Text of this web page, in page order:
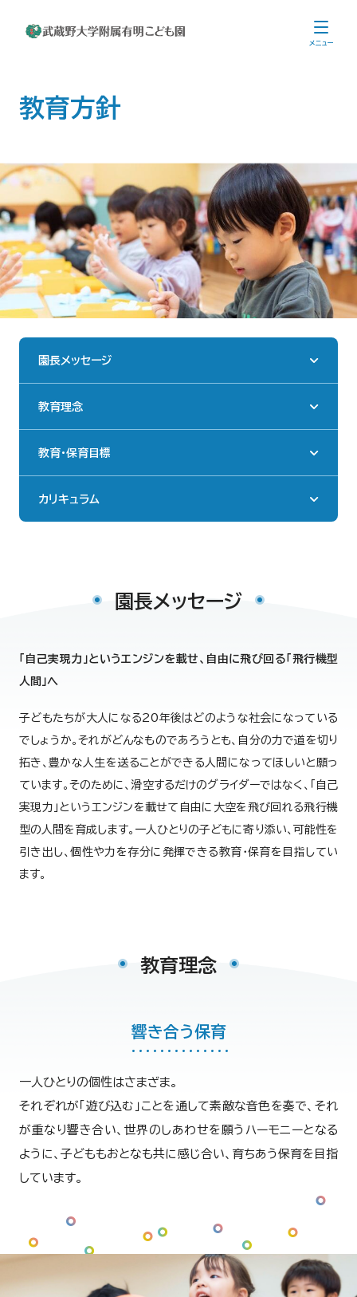
メニュー
教育方針
園長メッセージ
教育理念
教育・保育目標
カリキュラム
園長メッセージ
「自己実現力」というエンジンを載せ、自由に飛び回る「飛行機型
人間」へ
子どもたちが大人になる20年後はどのような社会になっている
でしょうか。それがどんなものであろうとも、自分の力で道を切り
拓き、豊かな人生を送ることができる人間になってほしいと願っ
ています。そのために、滑空するだけのグライダーではなく、「自己
実現力」というエンジンを載せて自由に大空を飛び回れる飛行機
型の人間を育成します。一人ひとりの子どもに寄り添い、可能性を
引き出し、個性や力を存分に発揮できる教育・保育を目指してい
ます。
教育理念
響き合う保育
一人ひとりの個性はさまざま。
それぞれが「遊び込む」ことを通して素敵な音色を奏で、 それ
が重なり響き合い、世界のしあわせを願うハーモニーとなる
ように、子どももおとなも共に感じ合い、育ちあう保育を目指
しています。